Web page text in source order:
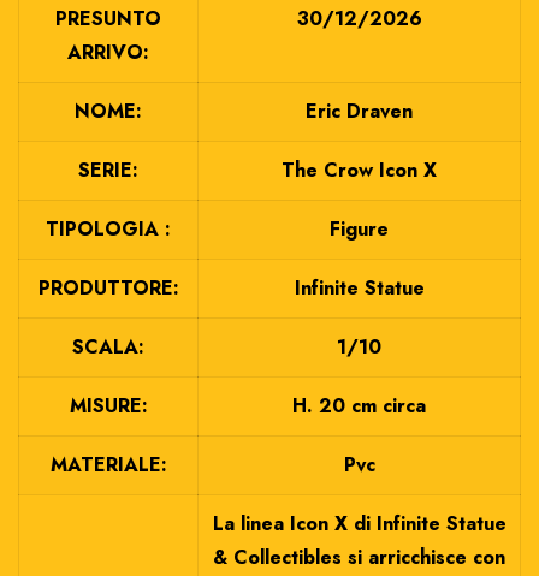
PRESUNTO
ARRIVO:
30/12/2026
NOME: Eric Draven
SERIE: The Crow Icon X
TIPOLOGIA : Figure
PRODUTTORE: Infinite Statue
SCALA: 1/10
MISURE: H. 20 cm circa
MATERIALE: Pvc
La linea Icon X di Infinite Statue
& Collectibles si arricchisce con